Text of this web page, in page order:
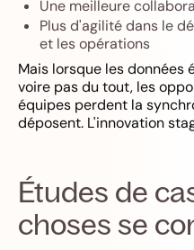
Une meilleure
Plus d'agilité dans le
et les opérations
Mais lorsque les données
voire pas du tout, les
équipes perdent la
déposent. L'innovation
Études de
choses se